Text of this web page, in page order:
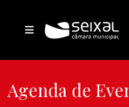
Agenda de